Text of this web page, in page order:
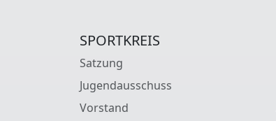
SPORTKREIS
Satzung
Jugendausschuss
Vorstand